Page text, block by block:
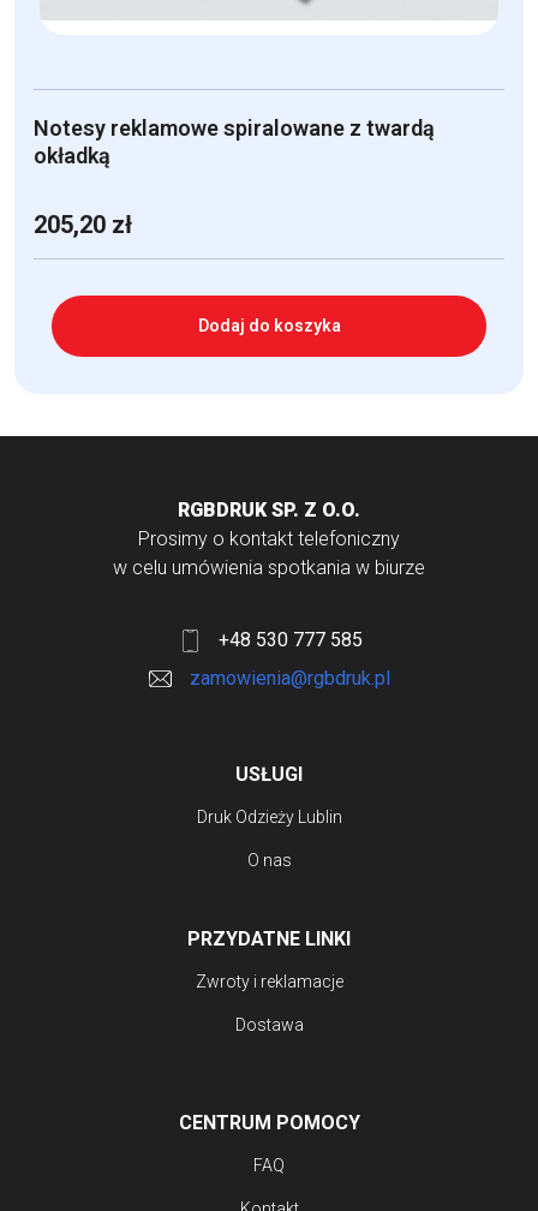
Notesy reklamowe spiralowane z twardą
okładką
205,20 zł
Dodaj do koszyka
RGBDRUK SP. Z O.O.
Prosimy o kontakt telefoniczny
w celu umówienia spotkania w biurze
+48 530 777 585
zamowienia@rgbdruk.pl
USŁUGI
Druk Odzieży Lublin
O nas
PRZYDATNE LINKI
Zwroty i reklamacje
Dostawa
CENTRUM POMOCY
FAQ